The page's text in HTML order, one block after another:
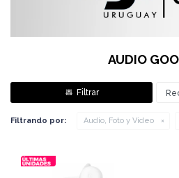
AUDIO
Filtrando por: Audio, Foto y Video